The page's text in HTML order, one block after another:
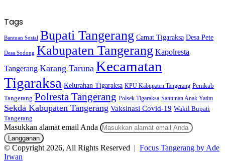
Tags
Bantuan Sosial Bupati Tangerang Camat Tigaraksa Desa Pete
Desa Sodong Kabupaten Tangerang Kapolresta
Tangerang Karang Taruna Kecamatan
Tigaraksa Kelurahan Tigaraksa KPU Kabupaten Tangerang Pemkab
Tangerang Polresta Tangerang Polsek Tigaraksa Santunan Anak Yatim
Sekda Kabupaten Tangerang Vaksinasi Covid-19 Wakil Bupati
Tangerang
Masukkan alamat email Anda
© Copyright 2026, All Rights Reserved | Focus Tangerang by Ade
Irwan